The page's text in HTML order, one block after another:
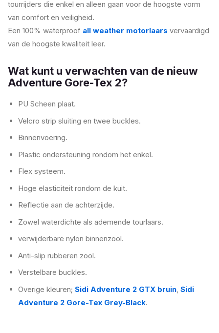
tourrijders die enkel en alleen gaan voor de hoogste vorm
van comfort en veiligheid.
Een 100% waterproof all weather motorlaars vervaardigd
van de hoogste kwaliteit leer.
Wat kunt u verwachten van de nieuw
Adventure Gore-Tex 2?
PU Scheen plaat.
Velcro strip sluiting en twee buckles.
Binnenvoering.
Plastic ondersteuning rondom het enkel.
Flex systeem.
Hoge elasticiteit rondom de kuit.
Reflectie aan de achterzijde.
Zowel waterdichte als ademende tourlaars.
verwijderbare nylon binnenzool.
Anti-slip rubberen zool.
Verstelbare buckles.
Overige kleuren; Sidi Adventure 2 GTX bruin Sidi
Adventure 2 Gore-Tex Grey-Black.